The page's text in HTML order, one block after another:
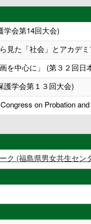
学会第14回大会)
た「社会」とアカデ
中心に」 (第３２回日
護学会第１３回大会)
on Probation
ク (福島県男女共生セン